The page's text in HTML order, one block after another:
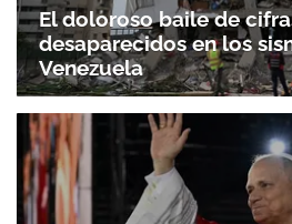
El doloroso baile de
desaparecidos en los
Venezuela